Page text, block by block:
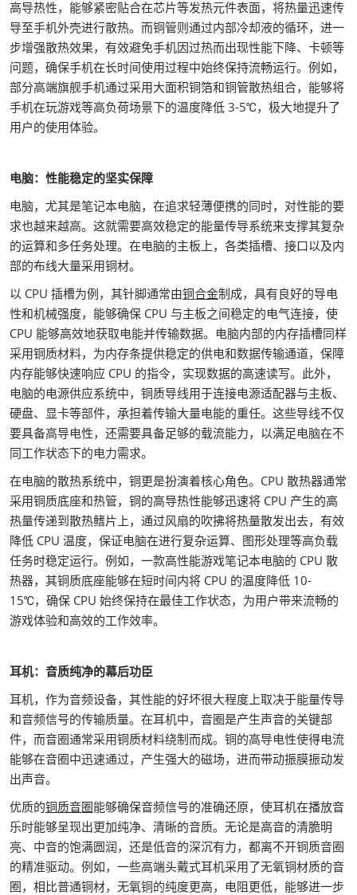
高导热性，能够紧密贴合在芯片等发热元件表面，将热量迅速传
导至手机外壳进行散热。而铜管则通过内部冷却液的循环，进一
步增强散热效果，有效避免手机因过热而出现性能下降、卡顿等
问题，确保手机在长时间使用过程中始终保持流畅运行。例如，
部分高端旗舰手机通过采用大面积铜箔和铜管散热组合，能够将
手机在玩游戏等高负荷场景下的温度降低 3-5℃，极大地提升了
用户的使用体验。
电脑：性能稳定的坚实保障
电脑，尤其是笔记本电脑，在追求轻薄便携的同时，对性能的要
求也越来越高。这就需要高效稳定的能量传导系统来支撑其复杂
的运算和多任务处理。在电脑的主板上，各类插槽、接口以及内
部的布线大量采用铜材。
以 CPU 插槽为例，其针脚通常由铜合金制成，具有良好的导电
性和机械强度，能够确保 CPU 与主板之间稳定的电气连接，使
CPU 能够高效地获取电能并传输数据。电脑内部的内存插槽同样
采用铜质材料，为内存条提供稳定的供电和数据传输通道，保障
内存能够快速响应 CPU 的指令，实现数据的高速读写。此外，
电脑的电源供应系统中，铜质导线用于连接电源适配器与主板、
硬盘、显卡等部件，承担着传输大量电能的重任。这些导线不仅
要具备高导电性，还需要具备足够的载流能力，以满足电脑在不
同工作状态下的电力需求。
在电脑的散热系统中，铜更是扮演着核心角色。CPU 散热器通常
采用铜质底座和热管，铜的高导热性能够迅速将 CPU 产生的高
热量传递到散热鳍片上，通过风扇的吹拂将热量散发出去，有效
降低 CPU 温度，保证电脑在进行复杂运算、图形处理等高负载
任务时稳定运行。例如，一款高性能游戏笔记本电脑的 CPU 散
热器，其铜质底座能够在短时间内将 CPU 的温度降低 10-
15℃，确保 CPU 始终保持在最佳工作状态，为用户带来流畅的
游戏体验和高效的工作效率。
耳机：音质纯净的幕后功臣
耳机，作为音频设备，其性能的好坏很大程度上取决于能量传导
和音频信号的传输质量。在耳机中，音圈是产生声音的关键部
件，而音圈通常采用铜质材料绕制而成。铜的高导电性使得电流
能够在音圈中迅速通过，产生强大的磁场，进而带动振膜振动发
出声音。
优质的铜质音圈能够确保音频信号的准确还原，使耳机在播放音
乐时能够呈现出更加纯净、清晰的音质。无论是高音的清脆明
亮、中音的饱满圆润，还是低音的深沉有力，都离不开铜质音圈
的精准驱动。例如，一些高端头戴式耳机采用了无氧铜材质的音
圈，相比普通铜材，无氧铜的纯度更高，电阻更低，能够进一步